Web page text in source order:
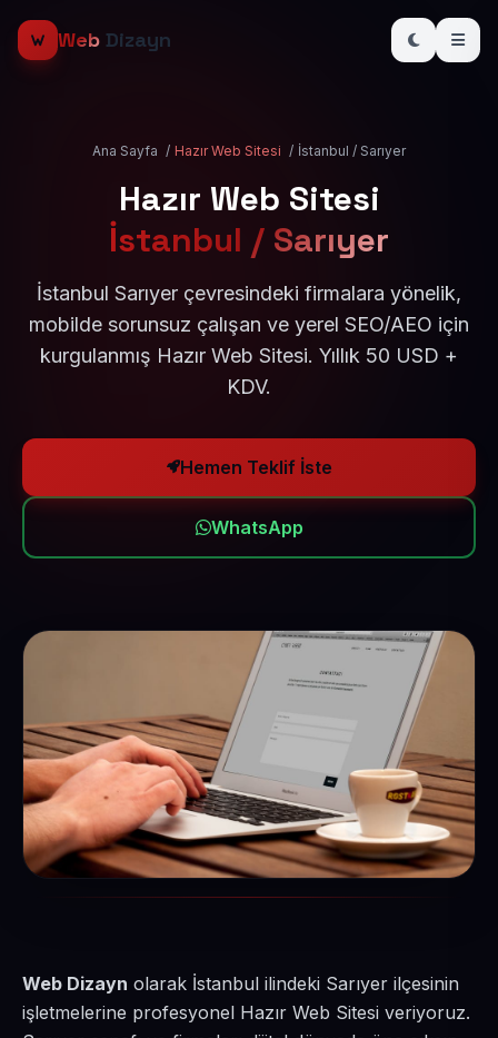
Web Dizayn
Ana Sayfa / Hazır Web Sitesi / İstanbul / Sarıyer
Hazır Web Sitesi
İstanbul / Sarıyer
İstanbul Sarıyer çevresindeki firmalara yönelik,
mobilde sorunsuz çalışan ve yerel SEO/AEO için
kurgulanmış Hazır Web Sitesi. Yıllık 50 USD +
KDV.
Hemen Teklif İste
WhatsApp
Web Dizayn olarak İstanbul ilindeki Sarıyer ilçesinin
işletmelerine profesyonel Hazır Web Sitesi veriyoruz.